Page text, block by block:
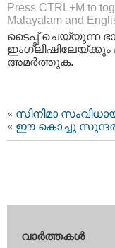
Press CTRL+M to
Malayalam and
ടൈപ്പ്‌ ചെയ്യുന്ന
ഇംഗ്ലീഷിലേയ്ക്കും
അമര്‍ത്തുക.
« സിനിമാ
« ഈ കൊച്ചു
വാര്‍ത്തകള്‍